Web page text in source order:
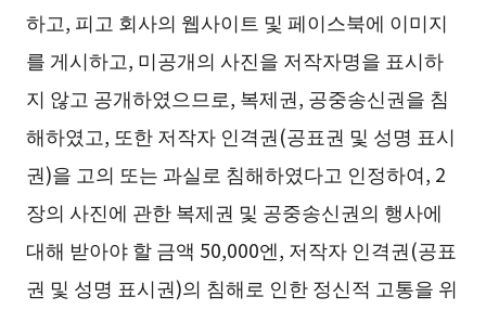
하고, 피고 회사의 웹사이트 및 페이스북에 이미지
를 게시하고, 미공개의 사진을 저작자명을 표시하
지 않고 공개하였으므로, 복제권, 공중송신권을 침
해하였고, 또한 저작자 인격권(공표권 및 성명 표시
권)을 고의 또는 과실로 침해하였다고 인정하여, 2
장의 사진에 관한 복제권 및 공중송신권의 행사에
대해 받아야 할 금액 50,000엔, 저작자 인격권(공표
권 및 성명 표시권)의 침해로 인한 정신적 고통을 위